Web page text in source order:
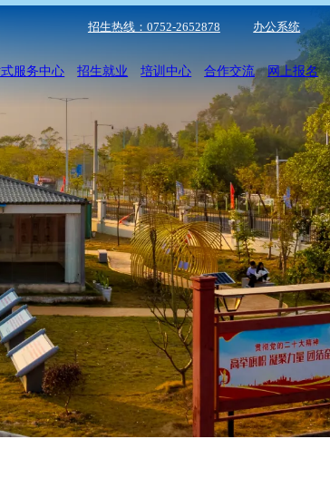
招生热线：0752-2652878 办公系统
服务中心 招生就业 培训中心 合作交流 网上报名